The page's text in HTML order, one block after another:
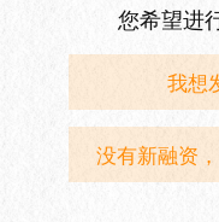
您希望进
我想
没有新融资